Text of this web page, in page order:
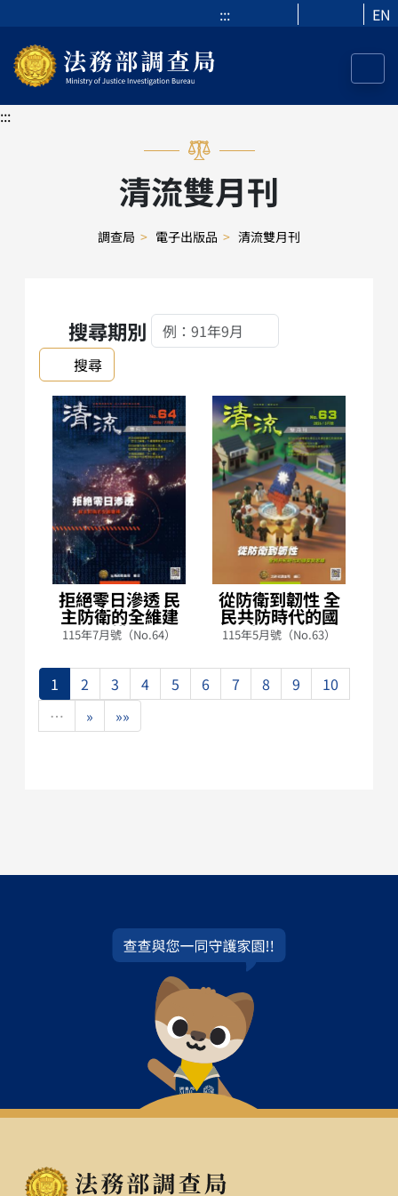
::: EN
:::
清流雙月刊
調查局 > 電子出版品 > 清流雙月刊
搜尋期別
搜尋
拒絕零日滲透 民
主防衛的全維建
構
115年7月號（No.64）
從防衛到韌性 全
民共防時代的國
安新思維
115年5月號（No.63）
1 2 3 4 5 6 7 8 9
10
…
» »»